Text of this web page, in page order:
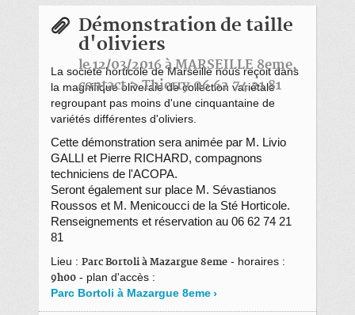
Démonstration de taille
d'oliviers
le 12/03/2016 à MARSEILLE 8eme,
contact > Thierry 06 62 74 21 81
La société horticole de Marseille nous reçoit dans
la magnifique oliveraie de collection variétale
regroupant pas moins d'une cinquantaine de
variétés différentes d'oliviers.
Cette démonstration sera animée par M. Livio
GALLI et Pierre RICHARD, compagnons
techniciens de l'ACOPA.
Seront également sur place M. Sévastianos
Roussos et M. Menicoucci de la Sté Horticole.
Renseignements et réservation au 06 62 74 21
81
Lieu : Parc Bortoli à Mazargue 8eme - horaires :
9h00 - plan d'accès :
Parc Bortoli à Mazargue 8eme